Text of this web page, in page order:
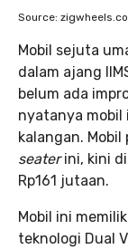
Source:
Mobil sejuta
dalam ajang
belum ada
nyatanya mobil
kalangan.
seaterini, kini
Rp161 jutaan.
Mobil ini
teknologi Dual